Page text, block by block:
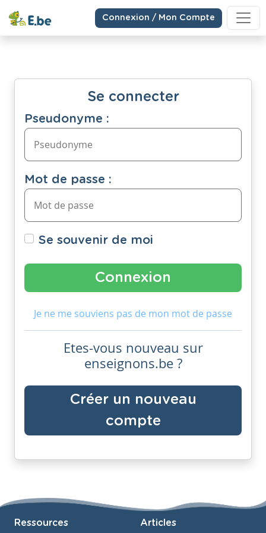
Connexion / Mon Compte
Se connecter
Pseudonyme :
Mot de passe :
Se souvenir de moi
Je ne me souviens pas de mon mot de passe
Etes-vous nouveau sur
enseignons.be ?
Créer un nouveau
compte
Ressources Articles